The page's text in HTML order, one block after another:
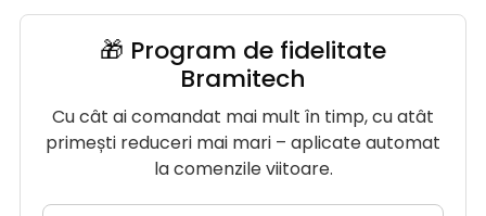
🎁 Program de fidelitate
Bramitech
Cu cât ai comandat mai mult în timp, cu atât
primești reduceri mai mari – aplicate automat
la comenzile viitoare.